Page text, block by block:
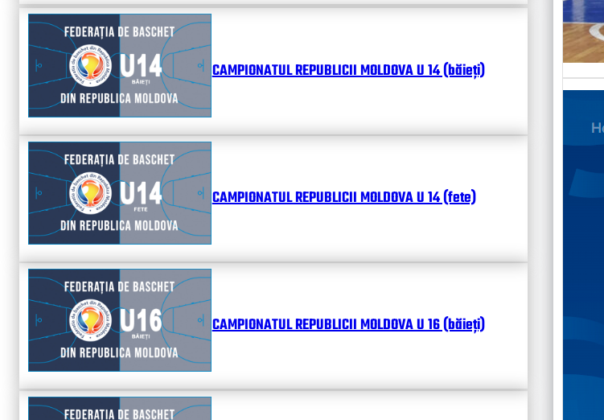
CAMPIONATUL REPUBLICII MOLDOVA U 14 (băieți)
CAMPIONATUL REPUBLICII MOLDOVA U 14 (fete)
CAMPIONATUL REPUBLICII MOLDOVA U 16 (băieți)